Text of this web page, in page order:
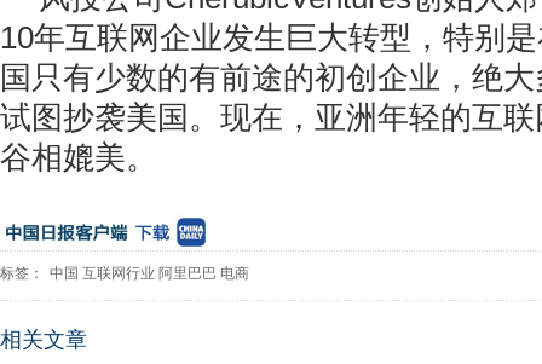
10年互联网企业发生巨大转型，特别
国只有少数的有前途的初创企业，绝
试图抄袭美国。现在，亚洲年轻的互
谷相媲美。
标签： 中国 互联网行业 阿里巴巴 电商
相关文章